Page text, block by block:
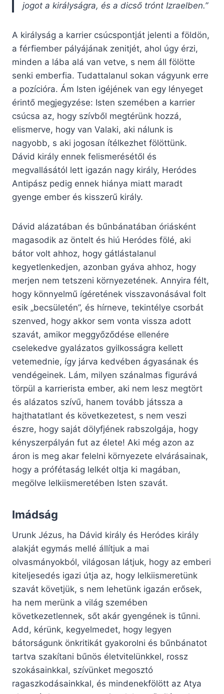
jogot a királyságra, és a dicső trónt Izraelben.”
A királyság a karrier csúcspontját jelenti a földön,
a férfiember pályájának zenitjét, ahol úgy érzi,
minden a lába alá van vetve, s nem áll fölötte
senki emberfia. Tudattalanul sokan vágyunk erre
a pozícióra. Ám Isten igéjének van egy lényeget
érintő megjegyzése: Isten szemében a karrier
csúcsa az, hogy szívből megtérünk hozzá,
elismerve, hogy van Valaki, aki nálunk is
nagyobb, s aki jogosan ítélkezhet fölöttünk.
Dávid király ennek felismerésétől és
megvallásától lett igazán nagy király, Heródes
Antipász pedig ennek hiánya miatt maradt
gyenge ember és kisszerű király.
Dávid alázatában és bűnbánatában óriásként
magasodik az öntelt és hiú Heródes fölé, aki
bátor volt ahhoz, hogy gátlástalanul
kegyetlenkedjen, azonban gyáva ahhoz, hogy
merjen nem tetszeni környezetének. Annyira félt,
hogy könnyelmű ígéretének visszavonásával folt
esik „becsületén”, és hírneve, tekintélye csorbát
szenved, hogy akkor sem vonta vissza adott
szavát, amikor meggyőződése ellenére
cselekedve gyalázatos gyilkosságra kellett
vetemednie, így járva kedvében ágyasának és
vendégeinek. Lám, milyen szánalmas figurává
törpül a karrierista ember, aki nem lesz megtört
és alázatos szívű, hanem tovább játssza a
hajthatatlant és következetest, s nem veszi
észre, hogy saját dölyfjének rabszolgája, hogy
kényszerpályán fut az élete! Aki még azon az
áron is meg akar felelni környezete elvárásainak,
hogy a prófétaság lelkét oltja ki magában,
megölve lelkiismeretében Isten szavát.
Imádság
Urunk Jézus, ha Dávid király és Heródes király
alakját egymás mellé állítjuk a mai
olvasmányokból, világosan látjuk, hogy az emberi
kiteljesedés igazi útja az, hogy lelkiismeretünk
szavát követjük, s nem lehetünk igazán erősek,
ha nem merünk a világ szemében
következetlennek, sőt akár gyengének is tűnni.
Add, kérünk, kegyelmedet, hogy legyen
bátorságunk önkritikát gyakorolni és bűnbánatot
tartva szakítani bűnös életvitelünkkel, rossz
szokásainkkal, szívünket megosztó
ragaszkodásainkkal, és mindenekfölött az Atya